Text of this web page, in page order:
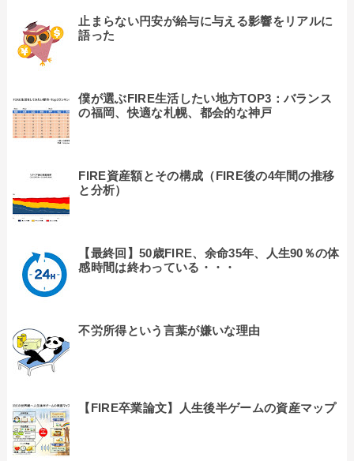
止まらない円安が給与に与える影響をリアルに
語った
僕が選ぶFIRE生活したい地方TOP3：バランス
の福岡、快適な札幌、都会的な神戸
FIRE資産額とその構成（FIRE後の4年間の推移
と分析）
【最終回】50歳FIRE、余命35年、人生90％の体
感時間は終わっている・・・
不労所得という言葉が嫌いな理由
【FIRE卒業論文】人生後半ゲームの資産マップ